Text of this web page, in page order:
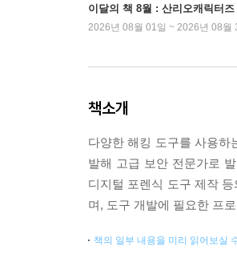
이달의 책 8월 : 산리오캐릭터즈
2026년 08월 01일 ~ 2026년 08월
책소개
다양한 해킹 도구를 사용하
발해 고급 보안 전문가로
디지털 포렌식 도구 제작
며, 도구 개발에 필요한 프
책의 일부 내용을 미리 읽어보실